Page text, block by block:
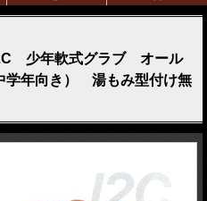
少年軟式グラブ オール
学年向き） 湯もみ型付け無